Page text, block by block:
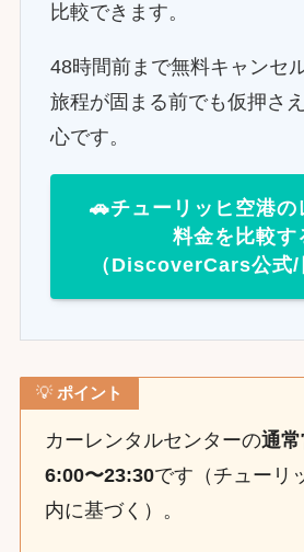
比較できます。
48時間前まで無料キャンセ
旅程が固まる前でも仮押さ
心です。
🚗チューリッヒ空港の
料金を比較す
（DiscoverCars公式
💡 ポイント
カーレンタルセンターの通
6:00〜23:30です（チューリ
内に基づく）。